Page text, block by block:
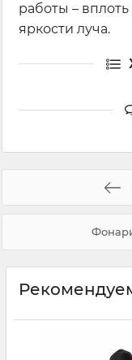
работы –
яркости луча.